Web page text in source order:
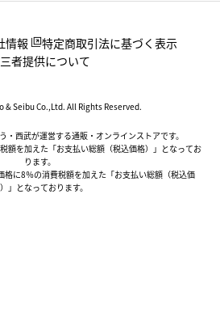
情報
特定商取引法に基づく表示
者提供について
& Seibu Co.,Ltd. All Rights Reserved.
・西武が運営する通販・オンラインストアです。
額を加えた「お支払い総額（税込価格）」となってお
ります。
格に8％の消費税額を加えた「お支払い総額（税込価
」となっております。